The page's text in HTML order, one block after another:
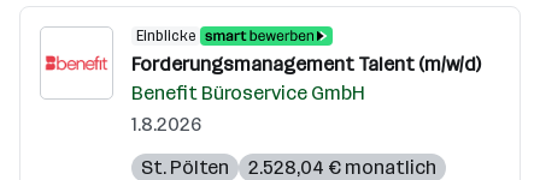
Einblicke
Forderungsmanagement Talent (m/w/d)
Benefit Büroservice GmbH
1.8.2026
St. Pölten
2.528,04 € monatlich